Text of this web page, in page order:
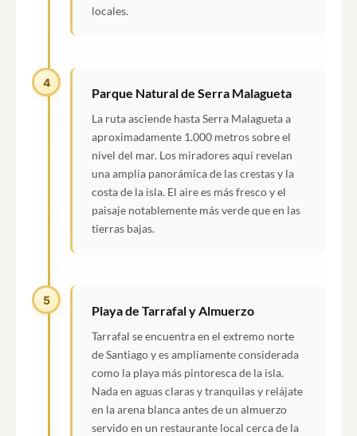
locales.
4
Parque Natural de Serra Malagueta
La ruta asciende hasta Serra Malagueta a
aproximadamente 1.000 metros sobre el
nivel del mar. Los miradores aquí revelan
una amplia panorámica de las crestas y la
costa de la isla. El aire es más fresco y el
paisaje notablemente más verde que en las
tierras bajas.
5
Playa de Tarrafal y Almuerzo
Tarrafal se encuentra en el extremo norte
de Santiago y es ampliamente considerada
como la playa más pintoresca de la isla.
Nada en aguas claras y tranquilas y relájate
en la arena blanca antes de un almuerzo
servido en un restaurante local cerca de la